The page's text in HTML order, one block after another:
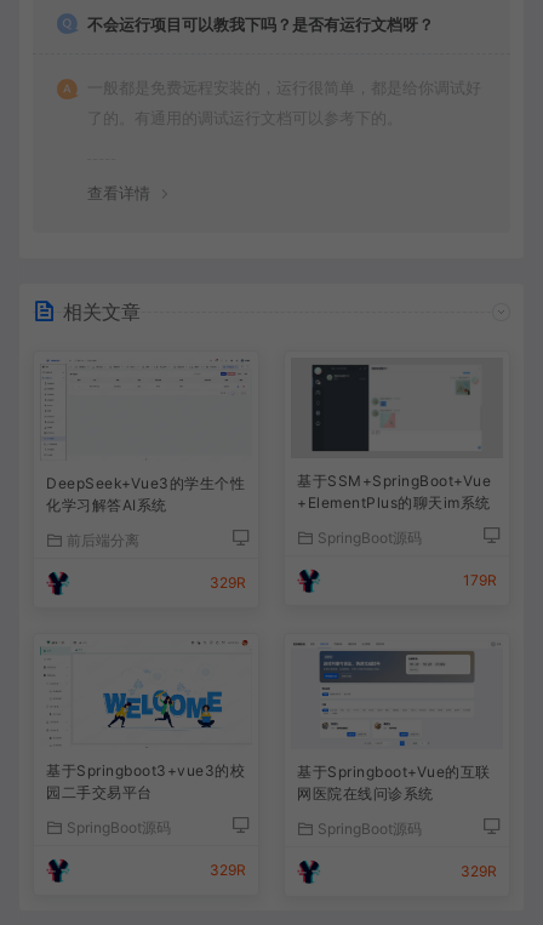
不会运行项目可以教我下吗？是否有运行文档呀？
一般都是免费远程安装的，运行很简单，都是给你调试好
了的。有通用的调试运行文档可以参考下的。
查看详情
相关文章
DeepSeek+Vue3的学生个性
化学习解答AI系统
前后端分离
329R
基于SSM+SpringBoot+Vue
+ElementPlus的聊天im系统
SpringBoot源码
179R
基于Springboot3+vue3的校
园二手交易平台
SpringBoot源码
329R
基于Springboot+Vue的互联
网医院在线问诊系统
SpringBoot源码
329R